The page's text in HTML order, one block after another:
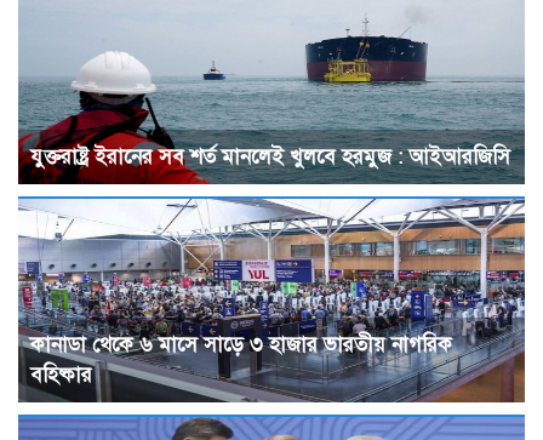
যুক্তরাষ্ট্র ইরানের সব শর্ত মানলেই খুলবে হরমুজ : আইআরজিসি
কানাডা থেকে ৬ মাসে সাড়ে ৩ হাজার ভারতীয় নাগরিক
বহিষ্কার